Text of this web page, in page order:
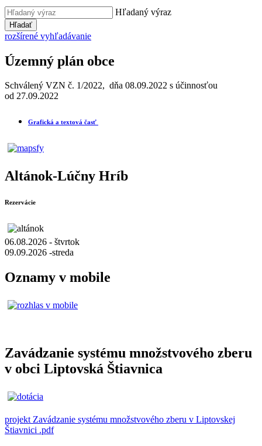
Hľadaný výraz
Hľadať
rozšírené vyhľadávanie
Územný plán obce
Schválený VZN č. 1/2022, dňa 08.09.2022 s účinnosťou
od 27.09.2022
Grafická a textová časť
Altánok-Lúčny Hríb
Rezervácie
06.08.2026 - štvrtok
09.09.2026 -streda
Oznamy v mobile
Zavádzanie systému množstvového zberu
v obci Liptovská Štiavnica
projekt Zavádzanie systému množstvového zberu v Liptovskej
Štiavnici .pdf